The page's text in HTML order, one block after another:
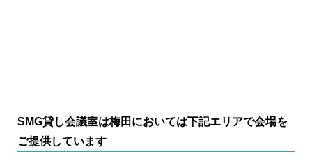
SMG貸し会議室は梅田においては下記エリアで会場を
ご提供しています